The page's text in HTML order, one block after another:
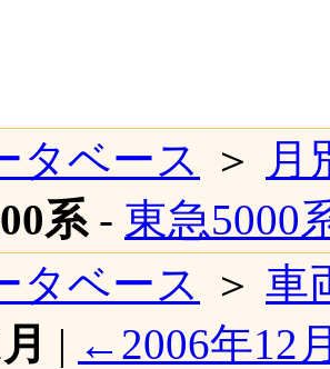
タベース ＞
月
系- 東急5000
タベース
＞ 車
| ←2006年12